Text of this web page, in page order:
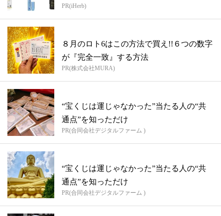
PR(iHerb)
８月のロト6はこの方法で買え!!６つの数字
が『完全一致』する方法
PR(株式会社MURA)
“宝くじは運じゃなかった”当たる人の“共
通点”を知っただけ
PR(合同会社デジタルファーム )
“宝くじは運じゃなかった”当たる人の“共
通点”を知っただけ
PR(合同会社デジタルファーム )